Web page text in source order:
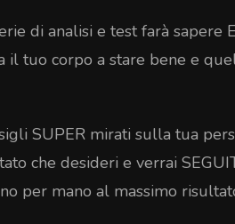
di analisi e test farà sapere
il tuo corpo a stare bene e
SUPER mirati sulla tua
che desideri e verrai
per mano al massimo